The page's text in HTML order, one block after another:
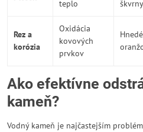
teplo
Rez a
korózia
Oxidácia
kovových
prvkov
Ako efektívne
kameň?
Vodný kameň je najčastejším